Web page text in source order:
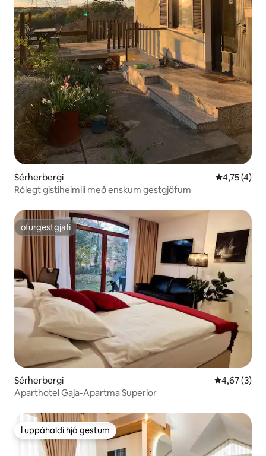
Sérherbergi 4,75 af 5 í
4,75 (4)
Rólegt gistiheimili með enskum gestgjöfum
ofurgestgjafi
ofurgestgjafi
Sérherbergi 4,67 af 5 í
4,67 (3)
Aparthotel Gaja-Apartma Superior
Í uppáhaldi hjá gestum
Í uppáhaldi hjá gestum